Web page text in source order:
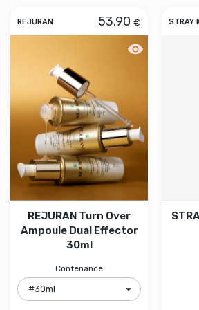
REJURAN 53.90 €
Aperçu rapide
REJURAN Turn Over
Ampoule Dual Effector
30ml
Contenance
STRAY